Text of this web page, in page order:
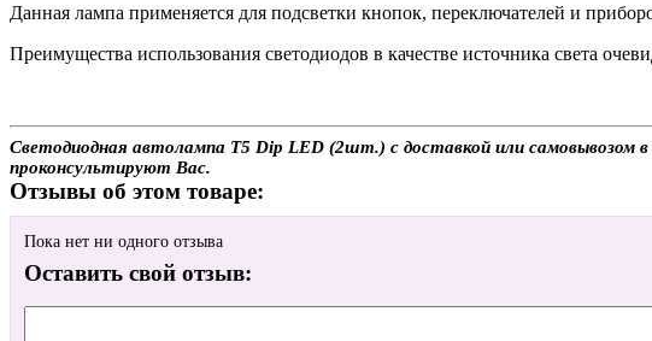
Данная лампа применяется для подсветки кнопок, переключателей и
Преимущества использования светодиодов в качестве источника света
Светодиодная автолампа T5 Dip LED (2шт.) с доставкой или самовывозом
проконсультируют Вас.
Отзывы об этом товаре:
Пока нет ни одного отзыва
Оставить свой отзыв: